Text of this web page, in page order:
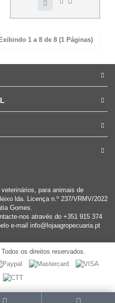
Exibindo 1 a 8 de 8 (1 Páginas)
para animais de
lda. Licença n.º 237/VRMV/2022
Gomes.
nos através do +351 915 374
e-mail info@lojaagropecuaria.pt
os direitos reservados.